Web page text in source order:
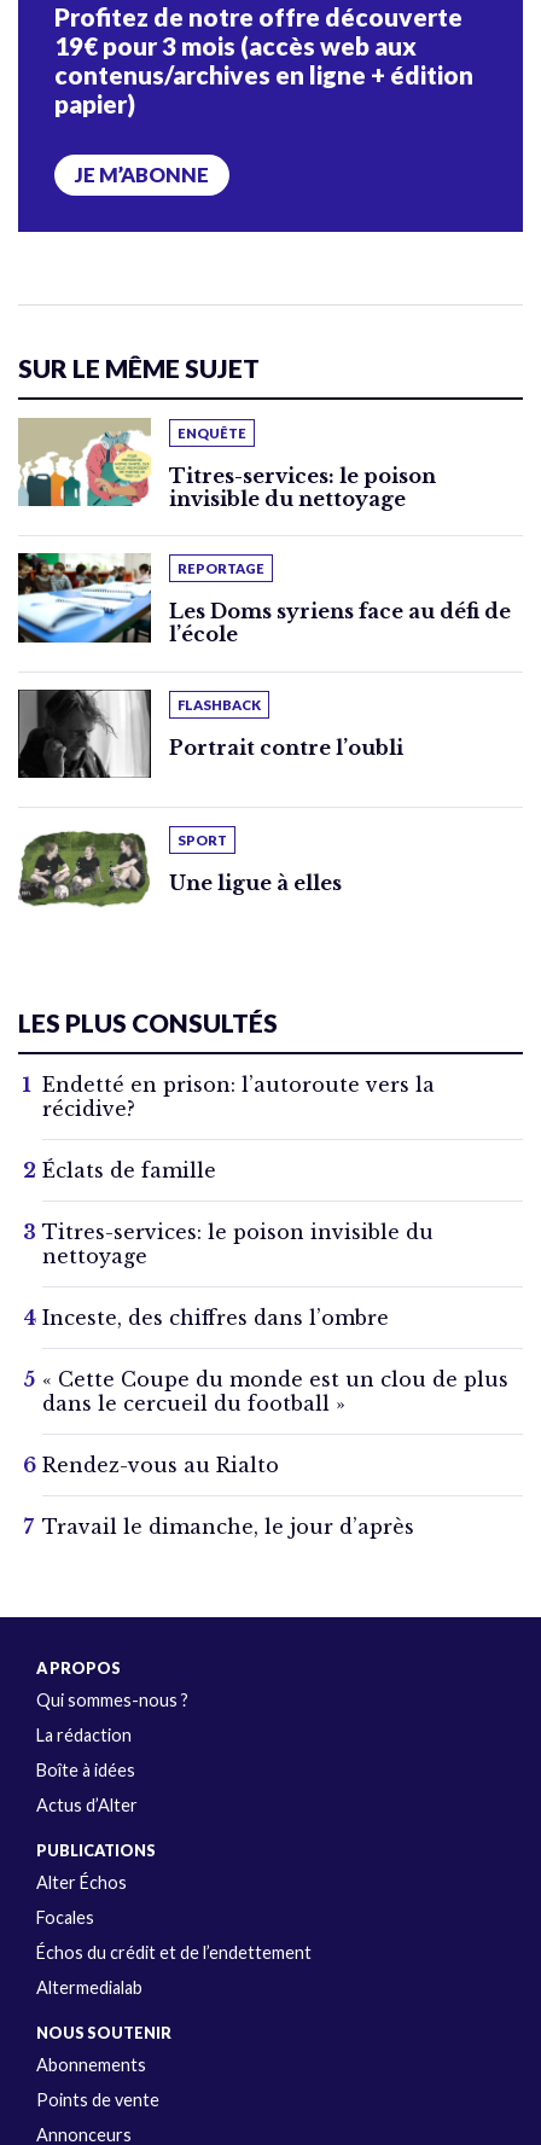
Profitez de notre offre découverte
19€ pour 3 mois (accès web aux
contenus/archives en ligne + édition
papier)
JE M’ABONNE
SUR LE MÊME SUJET
ENQUÊTE
Titres-services: le poison
invisible du nettoyage
REPORTAGE
Les Doms syriens face au défi de
l’école
FLASHBACK
Portrait contre l’oubli
SPORT
Une ligue à elles
LES PLUS CONSULTÉS
Endetté en prison: l’autoroute vers la
récidive?
Éclats de famille
Titres-services: le poison invisible du
nettoyage
Inceste, des chiffres dans l’ombre
« Cette Coupe du monde est un clou de plus
dans le cercueil du football »
Rendez-vous au Rialto
Travail le dimanche, le jour d’après
A PROPOS
Qui sommes-nous ?
La rédaction
Boîte à idées
Actus d’Alter
PUBLICATIONS
Alter Échos
Focales
Échos du crédit et de l’endettement
Altermedialab
NOUS SOUTENIR
Abonnements
Points de vente
Annonceurs